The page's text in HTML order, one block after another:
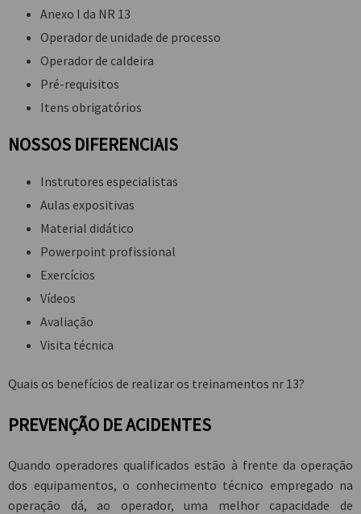
Anexo I da NR 13
Operador de unidade de processo
Operador de caldeira
Pré-requisitos
Itens obrigatórios
NOSSOS DIFERENCIAIS
Instrutores especialistas
Aulas expositivas
Material didático
Powerpoint profissional
Exercícios
Vídeos
Avaliação
Visita técnica
Quais os benefícios de realizar os treinamentos nr 13?
PREVENÇÃO DE ACIDENTES
Quando operadores qualificados estão à frente da operação
dos equipamentos, o conhecimento técnico empregado na
operação dá, ao operador, uma melhor capacidade de